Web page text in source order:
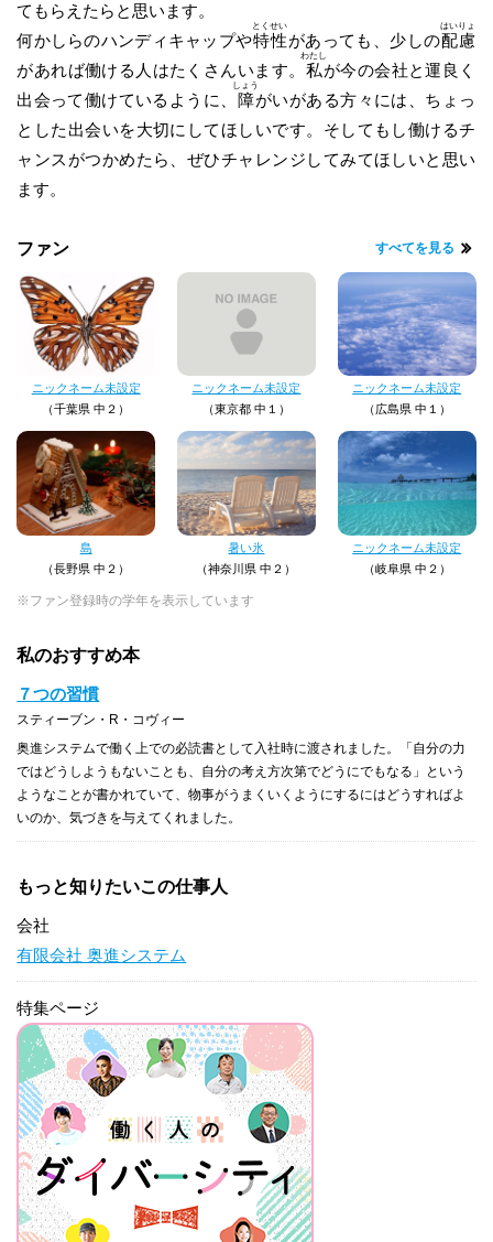
てもらえたらと思います。
何かしらのハンディキャップや特
とく
性
せい
があっても、少しの配
はい
慮
りょ
があれば働ける人はたくさんいます。 私
わたし
が今の会社と運良く
出会って働けているように、 障
しょう
がいがある方々には、ちょっ
とした出会いを大切にしてほしいです。そしてもし働けるチ
ャンスがつかめたら、ぜひチャレンジしてみてほしいと思い
ます。
ファン すべてを見る
ニックネーム未設定
（千葉県 中２）
ニックネーム未設定
（東京都 中１）
ニックネーム未設定
（広島県 中１）
島
（長野県 中２）
暑い氷
（神奈川県 中２）
ニックネーム未設定
（岐阜県 中２）
※ファン登録時の学年を表示しています
私のおすすめ本
７つの習慣
スティーブン・R・コヴィー
奥進システムで働く上での必読書として入社時に渡されました。「自分の力
ではどうしようもないことも、自分の考え方次第でどうにでもなる」という
ようなことが書かれていて、物事がうまくいくようにするにはどうすればよ
いのか、気づきを与えてくれました。
もっと知りたいこの仕事人
会社
有限会社 奥進システム
特集ページ